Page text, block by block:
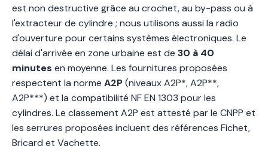
est non destructive grâce au crochet, au by-pass ou à
l'extracteur de cylindre ; nous utilisons aussi la radio
d'ouverture pour certains systèmes électroniques. Le
délai d'arrivée en zone urbaine est de 30 à 40
minutes en moyenne. Les fournitures proposées
respectent la norme A2P(niveaux A2P*, A2P**,
A2P***) et la compatibilité NF EN 1303 pour les
cylindres. Le classement A2P est attesté par le CNPP et
les serrures proposées incluent des références Fichet,
Bricard et Vachette.